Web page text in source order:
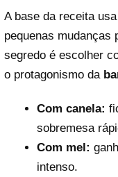
A base da receita
pequenas mudanças
segredo é escolher
o protagonismo da
Com canela:
sobremesa
Com mel:
intenso.